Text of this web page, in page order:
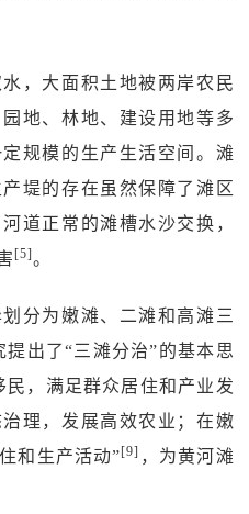
，大面积土地被两岸农民
地、林地、建设用地等多
规模的生产生活空间。滩
堤的存在虽然保障了滩区
道正常的滩槽水沙交换，
[5]。
分为嫩滩、二滩和高滩三
提出了“三滩分治”的基本思
，满足群众居住和产业发
理，发展高效农业；在嫩
和生产活动”[9] ，为黄河滩